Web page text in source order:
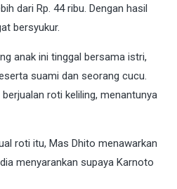
dari Rp. 44 ribu. Dengan hasil
bersyukur.
anak ini tinggal bersama istri,
suami dan seorang cucu.
roti keliling, menantunya
roti itu, Mas Dhito menawarkan
menyarankan supaya Karnoto